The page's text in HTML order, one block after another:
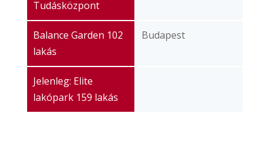
Tudásközpont
Balance Garden 102
lakás
Jelenleg: Elite
lakópark 159 lakás
Budapest